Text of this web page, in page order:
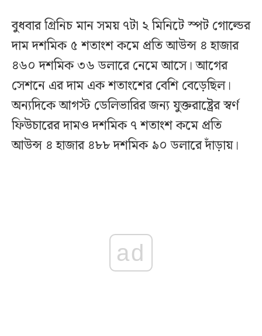
বুধবার গ্রিনিচ মান সময় ৭টা ২ মিনিটে স্পট গোল্ডের
দাম দশমিক ৫ শতাংশ কমে প্রতি আউন্স ৪ হাজার
৪৬০ দশমিক ৩৬ ডলারে নেমে আসে। আগের
সেশনে এর দাম এক শতাংশের বেশি বেড়েছিল।
অন্যদিকে আগস্ট ডেলিভারির জন্য যুক্তরাষ্ট্রের স্বর্ণ
ফিউচারের দামও দশমিক ৭ শতাংশ কমে প্রতি
আউন্স ৪ হাজার ৪৮৮ দশমিক ৯০ ডলারে দাঁড়ায়।
ad